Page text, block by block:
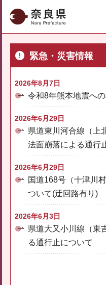
奈良県
緊急・災害情報
2026年8月7日
令和8年熊本地震へ
2026年6月29日
県道東川河合線（上
法面崩落による通行
2026年6月29日
国道168号（十津川
ついて(迂回路有り)
2026年6月3日
県道大又小川線（東
る通行止について